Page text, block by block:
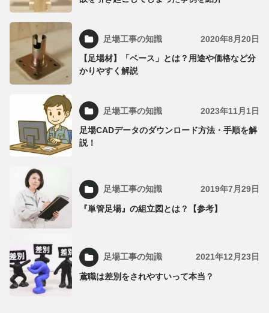
足場工事の知識 2020年8月20日
【足場材】「ベース」とは？用途や価格など分
かりやすく解説
足場工事の知識 2023年11月1日
足場CADデータのダウンロード方法・手順を解
説！
足場工事の知識 2019年7月29日
『単管足場』の組立図とは？【参考】
足場工事の知識 2021年12月23日
鳶職は差別をされやすいって本当？